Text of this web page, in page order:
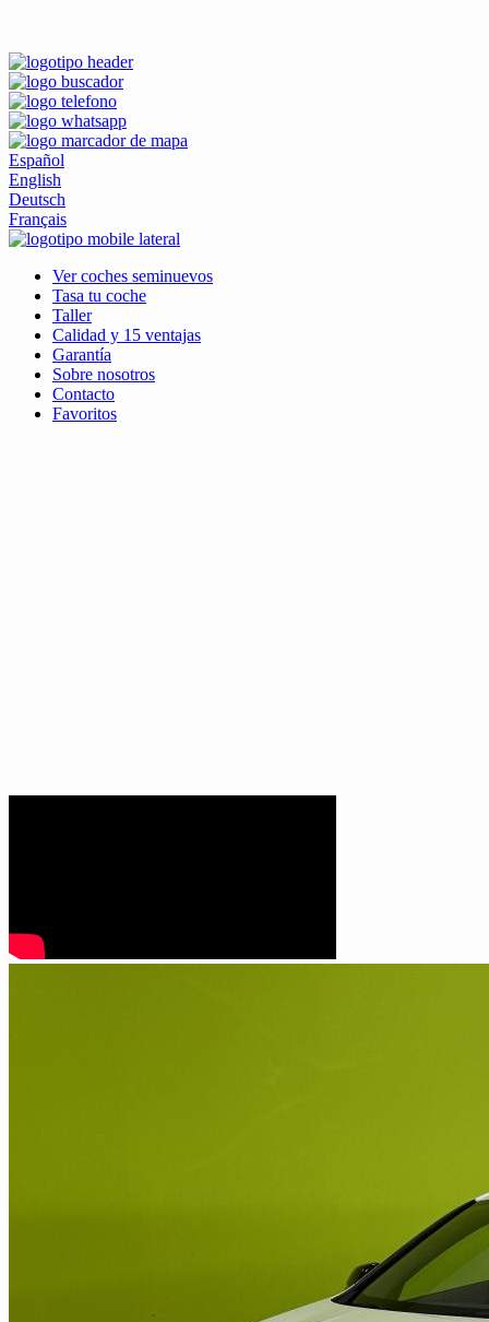
Español
English
Deutsch
Français
Ver coches seminuevos
Tasa tu coche
Taller
Calidad y 15 ventajas
Garantía
Sobre nosotros
Contacto
Favoritos